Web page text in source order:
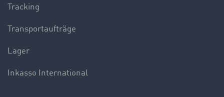
Tracking
Transportaufträge
Lager
Inkasso International